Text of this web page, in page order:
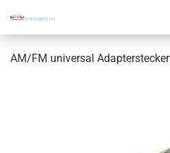
AM/FM universal Adapterstecker